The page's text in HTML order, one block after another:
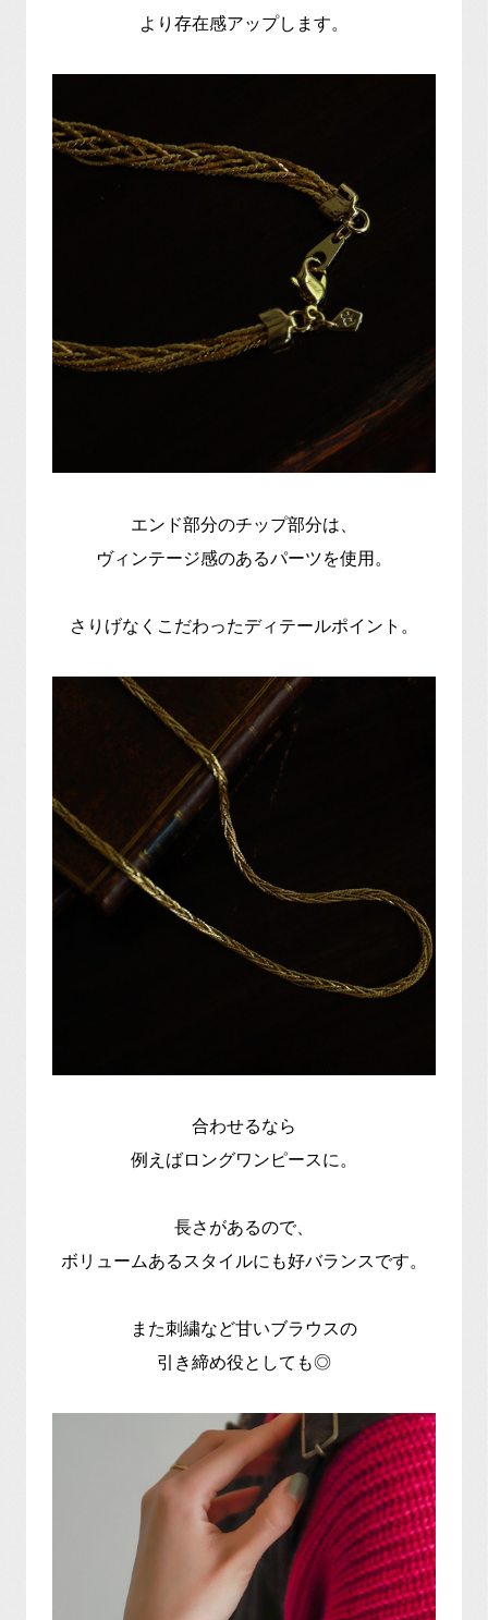
より存在感アップします。
エンド部分のチップ部分は、
ヴィンテージ感のあるパーツを使用。
さりげなくこだわったディテールポイント。
合わせるなら
例えばロングワンピースに。
長さがあるので、
ボリュームあるスタイルにも好バランスです。
また刺繍など甘いブラウスの
引き締め役としても◎